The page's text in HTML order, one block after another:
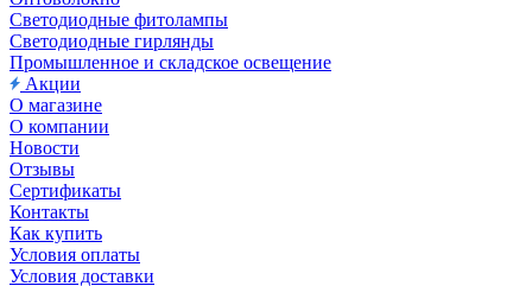
Светодиодные фитолампы
Светодиодные гирлянды
Промышленное и складское освещение
Акции
О магазине
О компании
Новости
Отзывы
Сертификаты
Контакты
Как купить
Условия оплаты
Условия доставки